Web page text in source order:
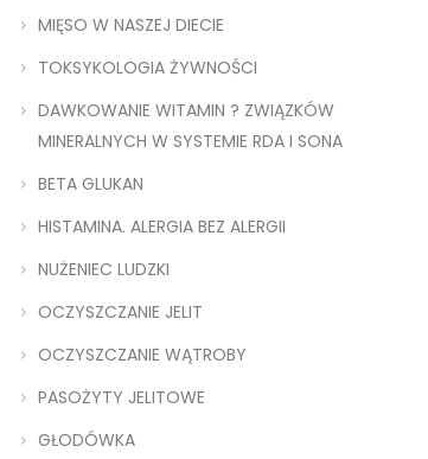
MIĘSO W NASZEJ DIECIE
TOKSYKOLOGIA ŻYWNOŚCI
DAWKOWANIE WITAMIN ? ZWIĄZKÓW
MINERALNYCH W SYSTEMIE RDA I SONA
BETA GLUKAN
HISTAMINA. ALERGIA BEZ ALERGII
NUŻENIEC LUDZKI
OCZYSZCZANIE JELIT
OCZYSZCZANIE WĄTROBY
PASOŻYTY JELITOWE
GŁODÓWKA